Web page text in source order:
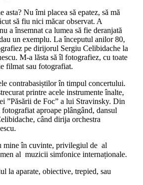
asta? Nu îmi placea să epatez, să mă
să fiu nici măcar observat. A
a însemnat ca lumea să fie deranjată
un exemplu. La începutul anilor 80,
pe dirijorul Sergiu Celibidache la
M-a lăsta să îl fotografiez, cu toate
filmat sau fotografiat.
contrabasiștilor în timpul concertului.
printre acele instrumente înalte,
”Păsării de Foc” a lui Stravinsky. Din
fotografiat aproape plângând, dansul
când dirija orchestra
mine în cuvinte, privilegiul de al
al muzicii simfonice internaționale.
la aparate, obiective, trepied, sau